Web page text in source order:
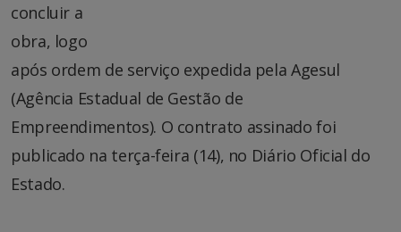
concluir a
obra, logo
após ordem de serviço expedida pela Agesul
(Agência Estadual de Gestão de
Empreendimentos). O contrato assinado foi
publicado na terça-feira (14), no Diário Oficial do
Estado.